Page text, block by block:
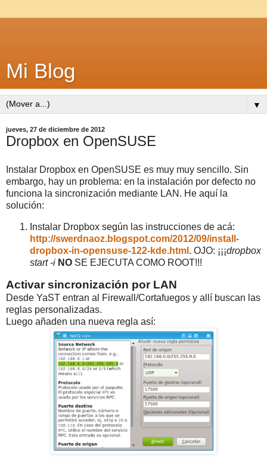
Mi Blog
▼
jueves, 27 de diciembre de 2012
Dropbox en OpenSUSE
Instalar Dropbox en OpenSUSE es muy muy sencillo. Sin
embargo, hay un problema: en la instalación por defecto no
funciona la sincronización mediante LAN. He aquí la
solución:
Instalar Dropbox según las instrucciones de acá:
http://swerdnaoz.blogspot.com/2012/09/install-
dropbox-in-opensuse-122-kde.html . OJO: ¡¡¡dropbox
start -i NO SE EJECUTA COMO ROOT!!!
Activar sincronización por LAN
Desde YaST entran al Firewall/Cortafuegos y allí buscan las
reglas personalizadas.
Luego añaden una nueva regla así: